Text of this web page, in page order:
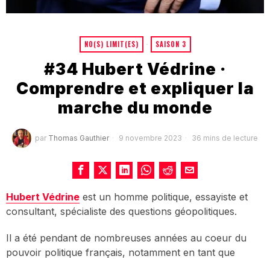
NO(S) LIMIT(ES) · SAISON 3
#34 Hubert Védrine ·
Comprendre et expliquer la
marche du monde
par Thomas Gauthier 9 novembre 2023 36 mins de lecture
Hubert Védrine est un homme politique, essayiste et
consultant, spécialiste des questions géopolitiques.
Il a été pendant de nombreuses années au coeur du
pouvoir politique français, notamment en tant que